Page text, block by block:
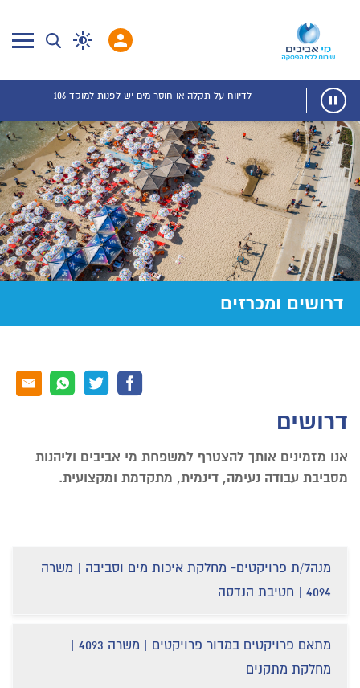
לדיווח על תקלה או חוסר מים יש לפנות למוקד 106
דרושים ומכרזים
דרושים
אנו מזמינים אותך להצטרף למשפחת מי אביבים וליהנות
מסביבת עבודה נעימה, דינמית, מתקדמת ומקצועית.
מנהל/ת פרויקטים- מחלקת איכות מים וסביבה | משרה
4094 | חטיבת הנדסה
מחלקת מתקנים